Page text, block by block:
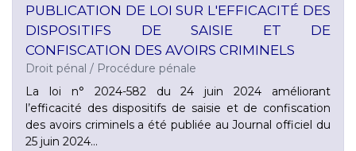
PUBLICATION DE LOI SUR L'EFFICACITÉ DES
DISPOSITIFS DE SAISIE ET DE
CONFISCATION DES AVOIRS CRIMINELS
Droit pénal / Procédure pénale
La loi n° 2024-582 du 24 juin 2024 améliorant
l’efficacité des dispositifs de saisie et de confiscation
des avoirs criminels a été publiée au Journal officiel du
25 juin 2024...